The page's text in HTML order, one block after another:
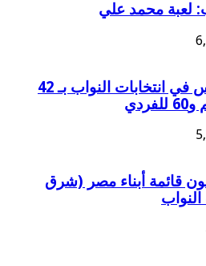
لعبة محمد علي
مدحت بركات ينافس في انتخابات النواب بـ 42
قائمة أبناء مصر (شرق
النواب